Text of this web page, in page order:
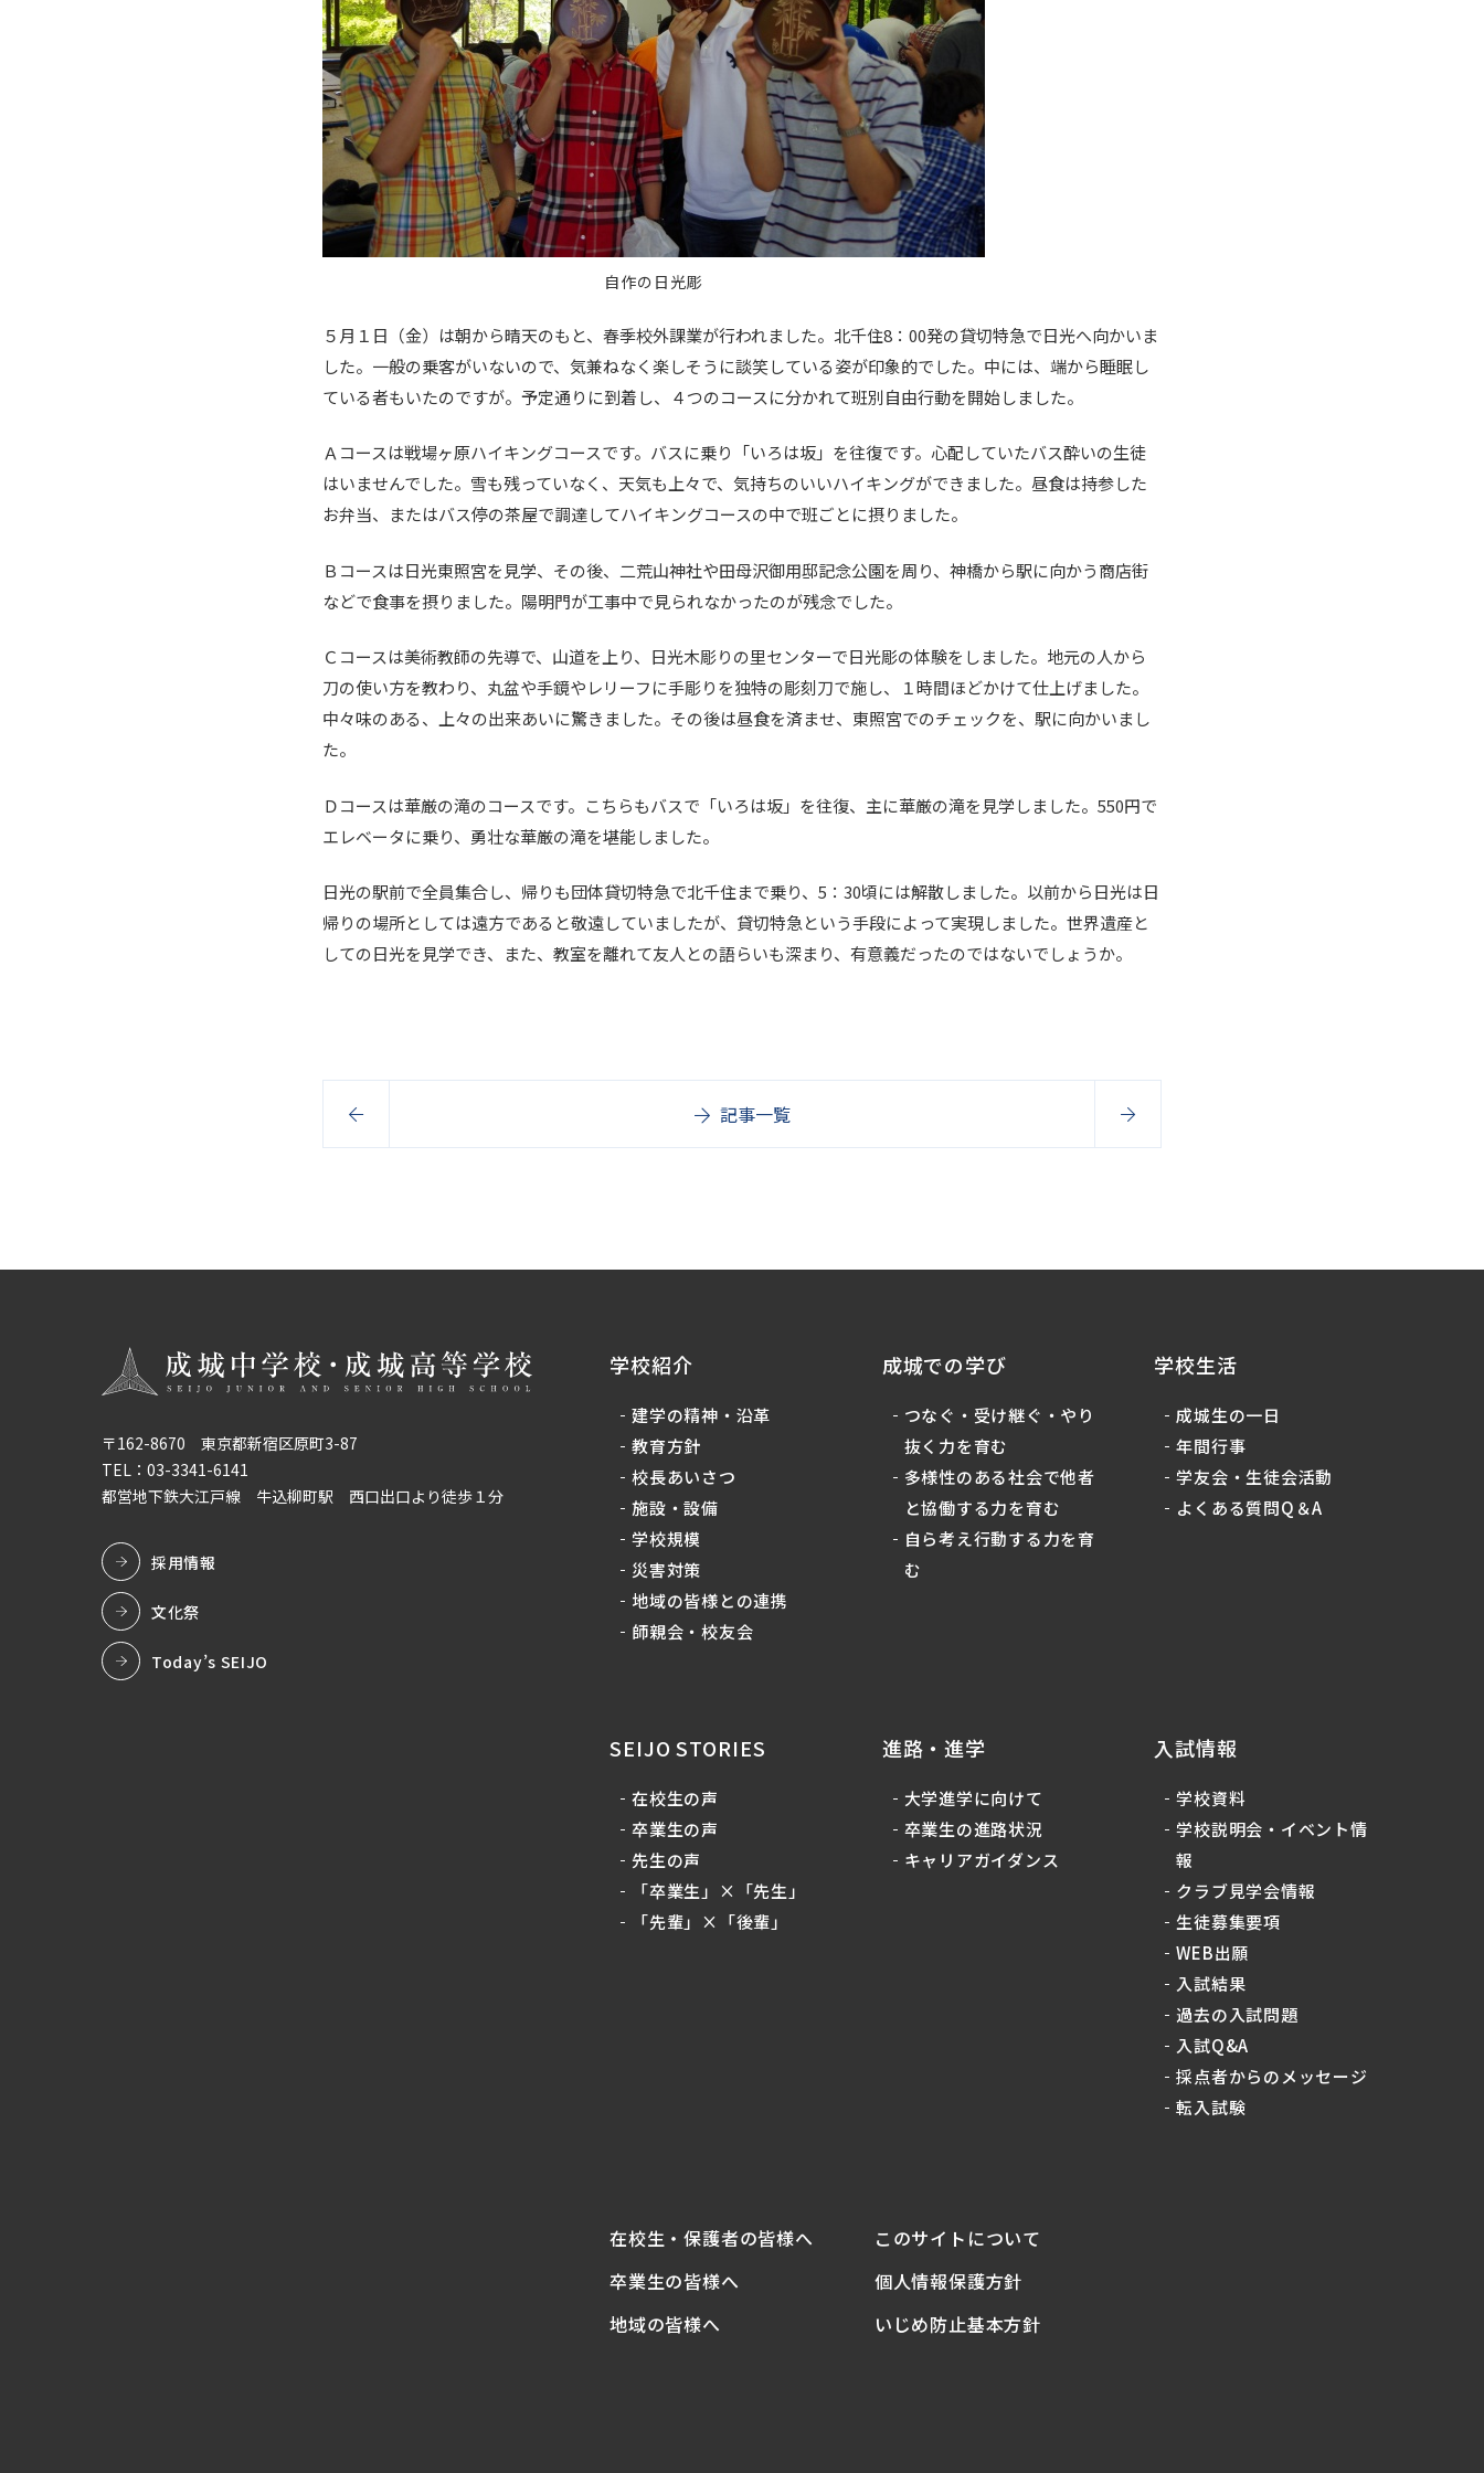
自作の日光彫
５月１日（金）は朝から晴天のもと、春季校外課業が行われました。北千住8：00発の貸切特急で日光へ向かいま
した。一般の乗客がいないので、気兼ねなく楽しそうに談笑している姿が印象的でした。中には、端から睡眠し
ている者もいたのですが。予定通りに到着し、４つのコースに分かれて班別自由行動を開始しました。
Ａコースは戦場ヶ原ハイキングコースです。バスに乗り「いろは坂」を往復です。心配していたバス酔いの生徒
はいませんでした。雪も残っていなく、天気も上々で、気持ちのいいハイキングができました。昼食は持参した
お弁当、またはバス停の茶屋で調達してハイキングコースの中で班ごとに摂りました。
Ｂコースは日光東照宮を見学、その後、二荒山神社や田母沢御用邸記念公園を周り、神橋から駅に向かう商店街
などで食事を摂りました。陽明門が工事中で見られなかったのが残念でした。
Ｃコースは美術教師の先導で、山道を上り、日光木彫りの里センターで日光彫の体験をしました。地元の人から
刀の使い方を教わり、丸盆や手鏡やレリーフに手彫りを独特の彫刻刀で施し、１時間ほどかけて仕上げました。
中々味のある、上々の出来あいに驚きました。その後は昼食を済ませ、東照宮でのチェックを、駅に向かいまし
た。
Ｄコースは華厳の滝のコースです。こちらもバスで「いろは坂」を往復、主に華厳の滝を見学しました。550円で
エレベータに乗り、勇壮な華厳の滝を堪能しました。
日光の駅前で全員集合し、帰りも団体貸切特急で北千住まで乗り、5：30頃には解散しました。以前から日光は日
帰りの場所としては遠方であると敬遠していましたが、貸切特急という手段によって実現しました。世界遺産と
しての日光を見学でき、また、教室を離れて友人との語らいも深まり、有意義だったのではないでしょうか。
記事一覧
〒162-8670 東京都新宿区原町3-87
TEL： 03-3341-6141
都営地下鉄大江戸線 牛込柳町駅 西口出口より徒歩１分
採用情報
文化祭
Today’s SEIJO
学校紹介
建学の精神・沿革
教育方針
校長あいさつ
施設・設備
学校規模
災害対策
地域の皆様との連携
師親会・校友会
成城での学び
つなぐ・受け継ぐ・やり
抜く力を育む
多様性のある社会で他者
と協働する力を育む
自ら考え行動する力を育
む
学校生活
成城生の一日
年間行事
学友会・生徒会活動
よくある質問Q＆A
SEIJO STORIES
在校生の声
卒業生の声
先生の声
「卒業生」×「先生」
「先輩」×「後輩」
進路・進学
大学進学に向けて
卒業生の進路状況
キャリアガイダンス
入試情報
学校資料
学校説明会・イベント情
報
クラブ見学会情報
生徒募集要項
WEB出願
入試結果
過去の入試問題
入試Q&A
採点者からのメッセージ
転入試験
在校生・保護者の皆様へ
卒業生の皆様へ
地域の皆様へ
このサイトについて
個人情報保護方針
いじめ防止基本方針